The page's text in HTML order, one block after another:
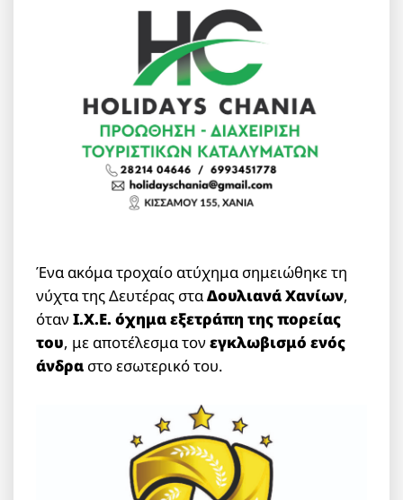
Ένα ακόμα τροχαίο ατύχημα σημειώθηκε τη
νύχτα της Δευτέρας σταΔουλιανά Χανίων,
ότανΙ.Χ.Ε. όχημα εξετράπη της πορείας
του, με αποτέλεσμα τονεγκλωβισμό ενός
άνδρα στο εσωτερικό του.